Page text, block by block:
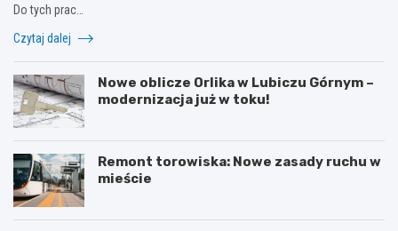
Do tych prac…
Czytaj dalej
Nowe oblicze Orlika w Lubiczu Górnym –
modernizacja już w toku!
Remont torowiska: Nowe zasady ruchu w
mieście